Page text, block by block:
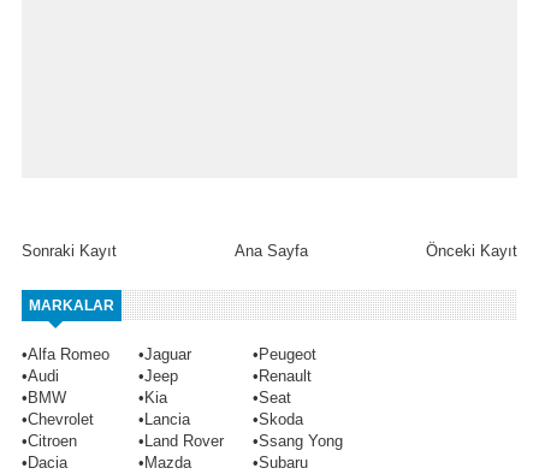
Sonraki Kayıt Önceki Kayıt
Ana Sayfa
MARKALAR
•Alfa Romeo •Jaguar • Peugeot
•Audi •Jeep • Renault
• BMW • Kia •Seat
•Chevrolet • Lancia •Skoda
•Citroen • Land Rover •Ssang Yong
• Dacia • Mazda •Subaru